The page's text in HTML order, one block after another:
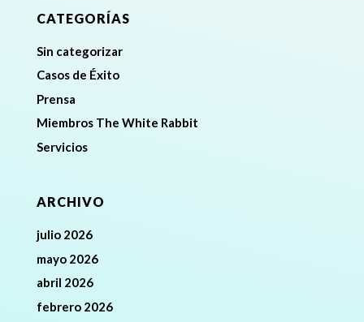
CATEGORÍAS
Sin categorizar
Casos de Éxito
Prensa
Miembros The White Rabbit
Servicios
ARCHIVO
julio 2026
mayo 2026
abril 2026
febrero 2026